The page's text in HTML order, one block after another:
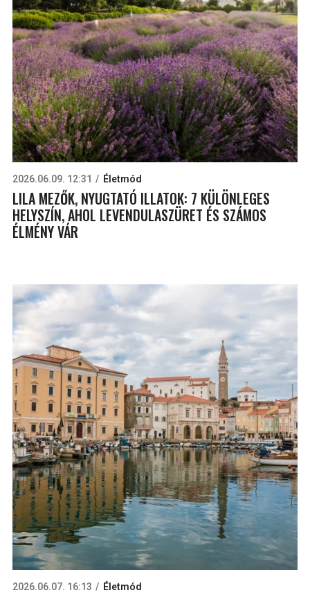
2026.06.09. 12:31 Életmód
LILA MEZŐK, NYUGTATÓ ILLATOK: 7 KÜLÖNLEGES
HELYSZÍN, AHOL LEVENDULASZÜRET ÉS SZÁMOS
ÉLMÉNY VÁR
2026.06.07. 16:13 Életmód